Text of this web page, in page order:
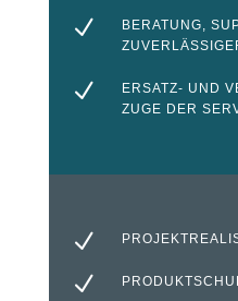
N
BERATUNG,
N
ERSATZ- UND
UGE DER
N
N